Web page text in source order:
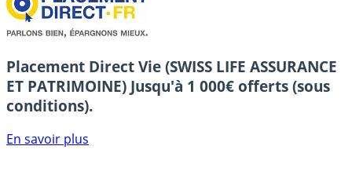
Placement Direct Vie (SWISS LIFE ASSURANCE
ET PATRIMOINE) Jusqu'à 1 000€ offerts (sous
conditions).
En savoir plus